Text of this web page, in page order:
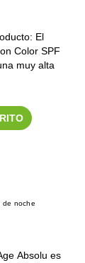
El
Color SPF
muy alta
de noche
Absolu es